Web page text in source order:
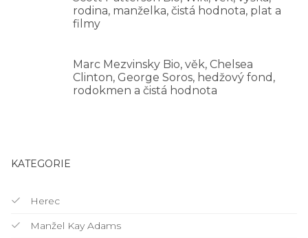
rodina, manželka, čistá hodnota, plat a
filmy
Marc Mezvinsky Bio, věk, Chelsea
Clinton, George Soros, hedžový fond,
rodokmen a čistá hodnota
KATEGORIE
Herec
Manžel Kay Adams